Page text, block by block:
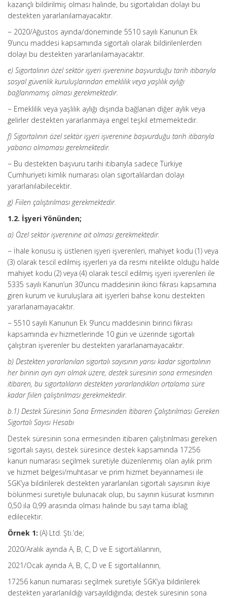
kazançlı bildirilmiş olması halinde, bu sigortalıdan dolayı bu
destekten yararlanılamayacaktır.
− 2020/Ağustos ayında/döneminde 5510 sayılı Kanunun Ek
9’uncu maddesi kapsamında sigortalı olarak bildirilenlerden
dolayı bu destekten yararlanılamayacaktır.
e) Sigortalının özel sektör işyeri işverenine başvurduğu tarih itibarıyla
sosyal güvenlik kuruluşlarından emeklilik veya yaşlılık aylığı
bağlanmamış olması gerekmektedir.
− Emeklilik veya yaşlılık aylığı dışında bağlanan diğer aylık veya
gelirler destekten yararlanmaya engel teşkil etmemektedir.
f) Sigortalının özel sektör işyeri işverenine başvurduğu tarih itibarıyla
yabancı olmaması gerekmektedir.
− Bu destekten başvuru tarihi itibarıyla sadece Türkiye
Cumhuriyeti kimlik numarası olan sigortalılardan dolayı
yararlanılabilecektir.
g) Fiilen çalıştırılması gerekmektedir.
1.2. İşyeri Yönünden;
a) Özel sektör işverenine ait olması gerekmektedir.
− İhale konusu iş üstlenen işyeri işverenleri, mahiyet kodu (1) veya
(3) olarak tescil edilmiş işyerleri ya da resmi nitelikte olduğu halde
mahiyet kodu (2) veya (4) olarak tescil edilmiş işyeri işverenleri ile
5335 sayılı Kanun’un 30’uncu maddesinin ikinci fıkrası kapsamına
giren kurum ve kuruluşlara ait işyerleri bahse konu destekten
yararlanamayacaktır.
− 5510 sayılı Kanunun Ek 9’uncu maddesinin birinci fıkrası
kapsamında ev hizmetlerinde 10 gün ve üzerinde sigortalı
çalıştıran işverenler bu destekten yararlanamayacaktır.
b) Destekten yararlanılan sigortalı sayısının yarısı kadar sigortalının
her birinin ayrı ayrı olmak üzere, destek süresinin sona ermesinden
itibaren, bu sigortalıların destekten yararlandıkları ortalama süre
kadar fiilen çalıştırılması gerekmektedir.
b.1) Destek Süresinin Sona Ermesinden İtibaren Çalıştırılması Gereken
Sigortalı Sayısı Hesabı
Destek süresinin sona ermesinden itibaren çalıştırılması gereken
sigortalı sayısı, destek süresince destek kapsamında 17256
kanun numarası seçilmek suretiyle düzenlenmiş olan aylık prim
ve hizmet belgesi/muhtasar ve prim hizmet beyannamesi ile
SGK’ya bildirilerek destekten yararlanılan sigortalı sayısının ikiye
bölünmesi suretiyle bulunacak olup, bu sayının küsurat kısmının
0,50 ila 0,99 arasında olması halinde bu sayı tama iblağ
edilecektir.
Örnek 1: (A) Ltd. Şti.’de;
2020/Aralık ayında A, B, C, D ve E sigortalılarının,
2021/Ocak ayında A, B, C, D ve E sigortalılarının,
17256 kanun numarası seçilmek suretiyle SGK’ya bildirilerek
destekten yararlanıldığı varsayıldığında; destek süresinin sona